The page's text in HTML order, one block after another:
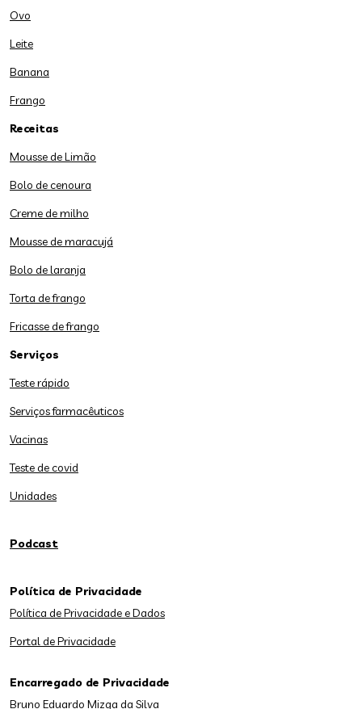
Ovo
Leite
Banana
Frango
Receitas
Mousse de Limão
Bolo de cenoura
Creme de milho
Mousse de maracujá
Bolo de laranja
Torta de frango
Fricasse de frango
Serviços
Teste rápido
Serviços farmacêuticos
Vacinas
Teste de covid
Unidades
Podcast
Política de Privacidade
Política de Privacidade e Dados
Portal de Privacidade
Encarregado de Privacidade
Bruno Eduardo Mizga da Silva